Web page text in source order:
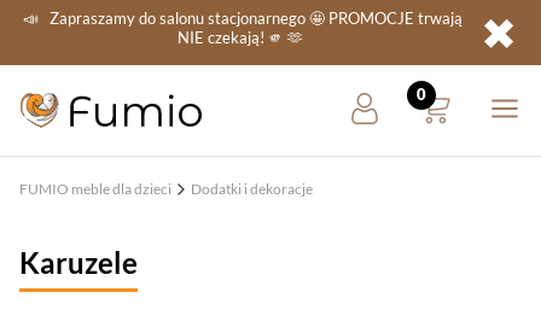
📣 Zapraszamy do salonu stacjonarnego🤩 PROMOCJE trwają
NIE czekają! 🫵 🫶 ✖
FUMIO meble dla dzieci Dodatki i dekoracje
Karuzele